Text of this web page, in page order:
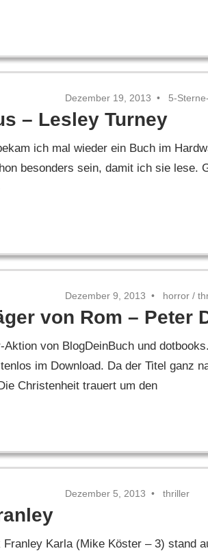
Dezember 19, 2013 5-
– Lesley Turney
ich mal wieder ein Buch im
besonders sein, damit ich sie
Dezember 9, 2013 horror /
von Rom – Peter
Aktion von BlogDeinBuch und
im Download. Da der Titel ganz
Christenheit trauert um den
Dezember 5, 2013 thriller
Franley Karla (Mike Köster – 3) stand